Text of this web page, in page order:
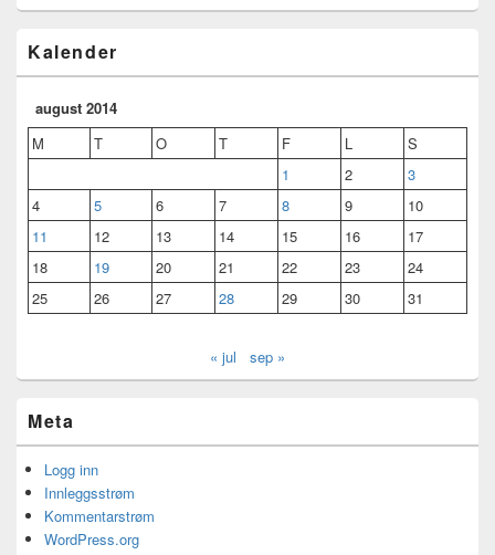
Kalender
august 2014
M
T O T F L
S
1
2
3
4
5 6 7 8 9
10
11
12 13 14 15 16
17
18
19 20 21 22 23
24
25
26 27 28 29 30 31
« jul sep »
Meta
Logg inn
Innleggsstrøm
Kommentarstrøm
WordPress.org